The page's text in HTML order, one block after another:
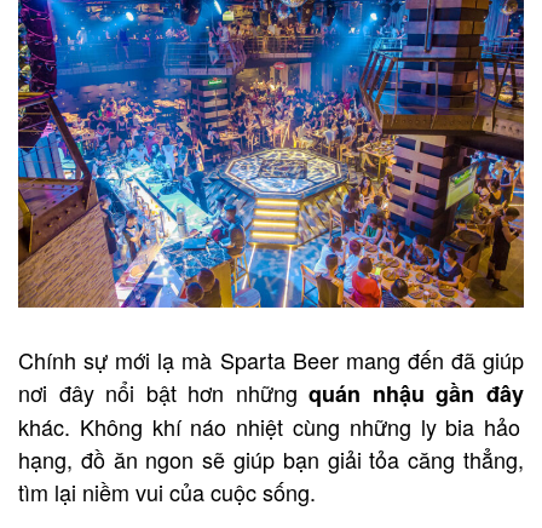
Chính sự mới lạ mà Sparta Beer mang đến đã giúp
nơi đây nổi bật hơn nhữngquán nhậu gần đây
khác. Không khí náo nhiệt cùng những ly bia hảo
hạng, đồ ăn ngon sẽ giúp bạn giải tỏa căng thẳng,
tìm lại niềm vui của cuộc sống.